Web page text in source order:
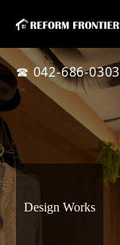
☎ 042-686-0303
Design Works